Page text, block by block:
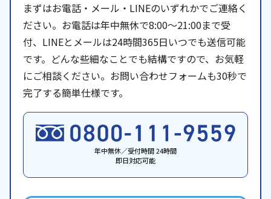
まずはお電話・メール・LINEのいずれかでご連絡く
ださい。お電話は年中無休で8:00〜21:00まで受
付、LINEとメールは24時間365日いつでも送信可能
です。どんな些細なことでも結構ですので、お気軽
にご相談ください。お問い合わせフォームも30秒で
完了する簡単仕様です。
年中無休／受付時間 24時間
即日対応可能